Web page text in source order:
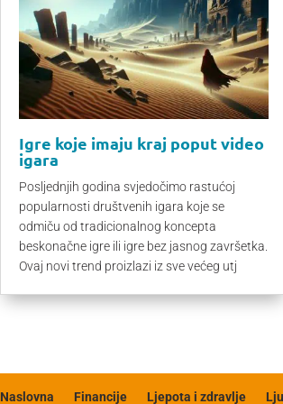
Igre koje imaju kraj poput video
igara
Posljednjih godina svjedočimo rastućoj
popularnosti društvenih igara koje se
odmiču od tradicionalnog koncepta
beskonačne igre ili igre bez jasnog završetka.
Ovaj novi trend proizlazi iz sve većeg utj
Naslovna Financije Ljepota i zdravlje